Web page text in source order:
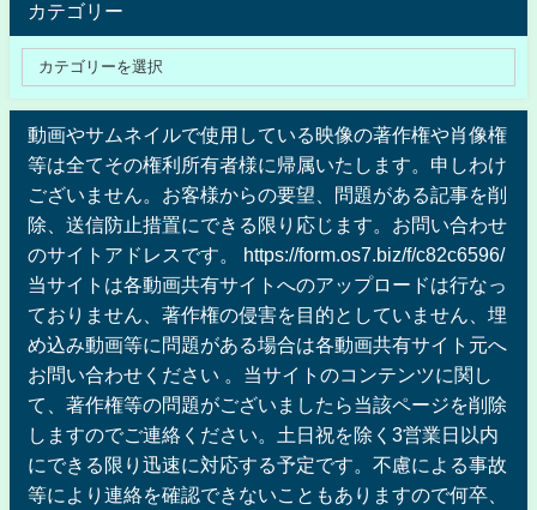
カテゴリー
動画やサムネイルで使用している映像の著作権や肖像権
等は全てその権利所有者様に帰属いたします。申しわけ
ございません。お客様からの要望、問題がある記事を削
除、送信防止措置にできる限り応じます。お問い合わせ
のサイトアドレスです。 https://form.os7.biz/f/c82c6596/
当サイトは各動画共有サイトへのアップロードは行なっ
ておりません、著作権の侵害を目的としていません、埋
め込み動画等に問題がある場合は各動画共有サイト元へ
お問い合わせください 。当サイトのコンテンツに関し
て、著作権等の問題がございましたら当該ページを削除
しますのでご連絡ください。土日祝を除く3営業日以内
にできる限り迅速に対応する予定です。不慮による事故
等により連絡を確認できないこともありますので何卒、